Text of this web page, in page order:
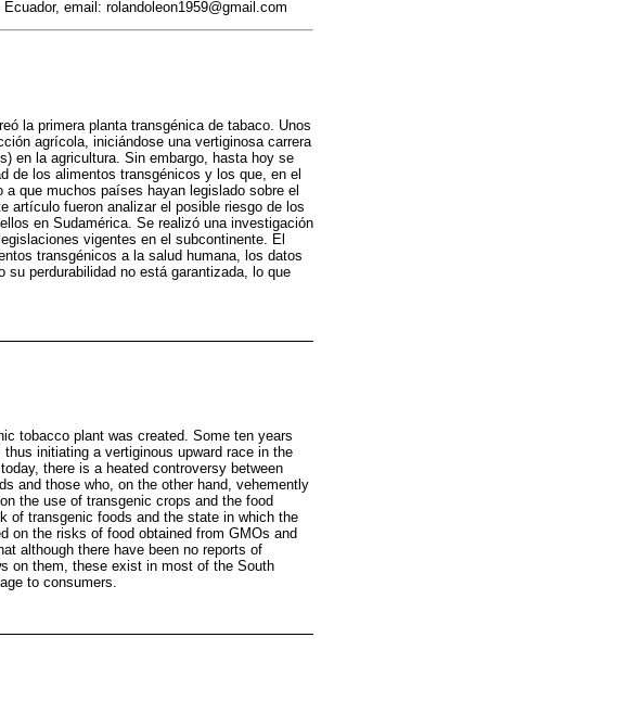
email: rolandoleon1959@gmail.com
la primera planta transgénica de tabaco. Unos
agrícola, iniciándose una vertiginosa carrera
en la agricultura. Sin embargo, hasta hoy se
de los alimentos transgénicos y los que, en el
que muchos países hayan legislado sobre el
artículo fueron analizar el posible riesgo de los
en Sudamérica. Se realizó una investigación
vigentes en el subcontinente. El
transgénicos a la salud humana, los datos
perdurabilidad no está garantizada, lo que
tobacco plant was created. Some ten years
initiating a vertiginous upward race in the
there is a heated controversy between
and those who, on the other hand, vehemently
the use of transgenic crops and the food
of transgenic foods and the state in which the
on the risks of food obtained from GMOs and
although there have been no reports of
on them, these exist in most of the South
to consumers.